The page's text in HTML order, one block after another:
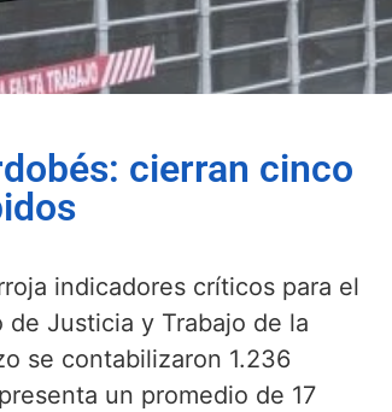
cierran cinco
indicadores críticos para el
Justicia y Trabajo de la
se contabilizaron 1.236
un promedio de 17